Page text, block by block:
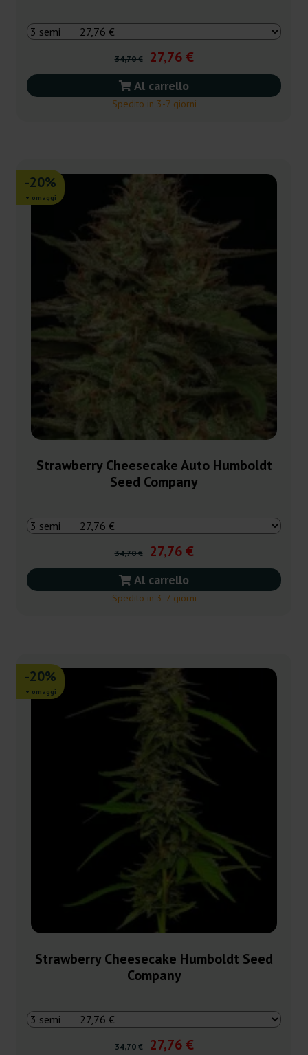
34,70 € 27,76 €
Al carrello
Spedito in 3-7 giorni
-20%
+ omaggi
Strawberry Cheesecake Auto Humboldt
Seed Company
34,70 € 27,76 €
Al carrello
Spedito in 3-7 giorni
-20%
+ omaggi
Strawberry Cheesecake Humboldt Seed
Company
34,70 € 27,76 €